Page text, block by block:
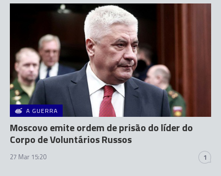
A GUERRA
Moscovo emite ordem de prisão do líder do
Corpo de Voluntários Russos
27 Mar 15:20 1